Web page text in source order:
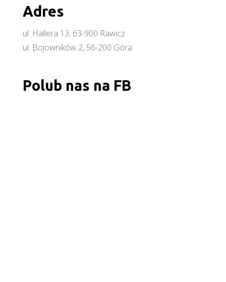
Adres
ul. Hallera 13, 63-900 Rawicz
ul. Bojowników 2, 56-200 Góra
Polub nas na FB